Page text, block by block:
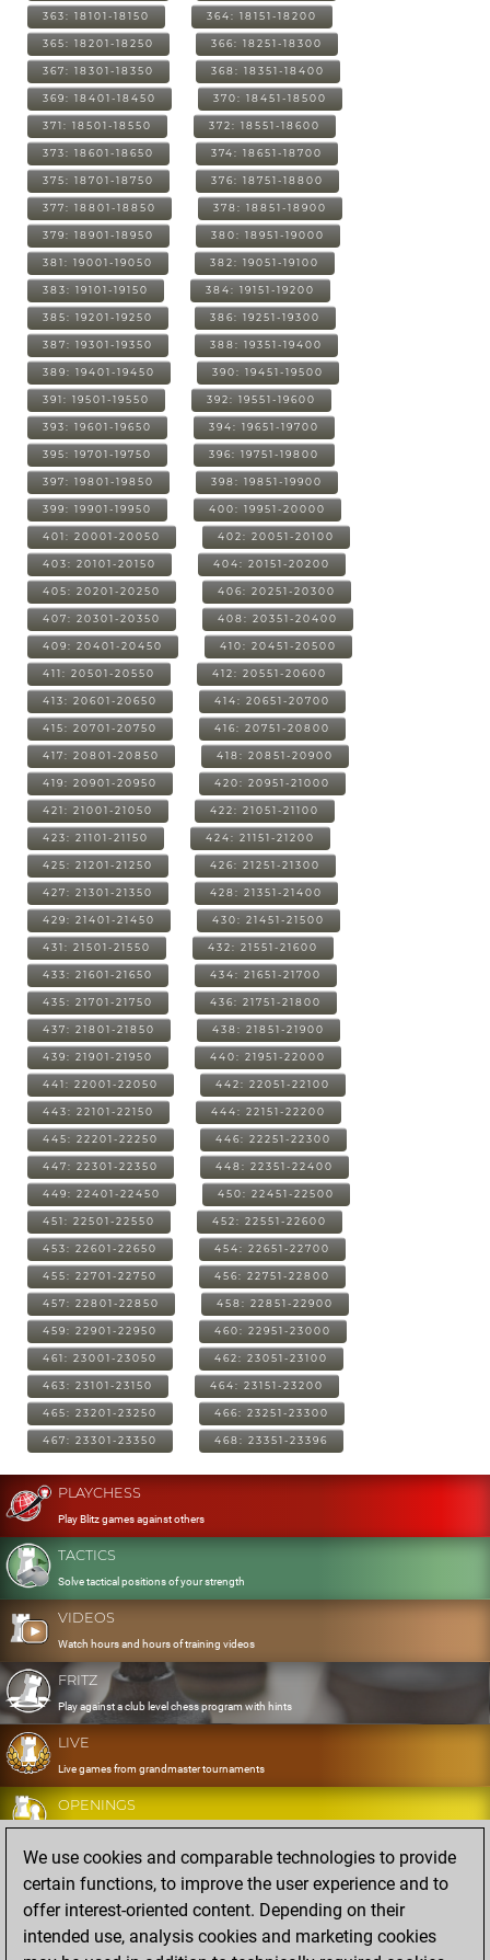
363: 18101-18150 364: 18151-18200
365: 18201-18250 366: 18251-18300
367: 18301-18350 368: 18351-18400
369: 18401-18450 370: 18451-18500
371: 18501-18550 372: 18551-18600
373: 18601-18650 374: 18651-18700
375: 18701-18750 376: 18751-18800
377: 18801-18850 378: 18851-18900
379: 18901-18950 380: 18951-19000
381: 19001-19050 382: 19051-19100
383: 19101-19150 384: 19151-19200
385: 19201-19250 386: 19251-19300
387: 19301-19350 388: 19351-19400
389: 19401-19450 390: 19451-19500
391: 19501-19550 392: 19551-19600
393: 19601-19650 394: 19651-19700
395: 19701-19750 396: 19751-19800
397: 19801-19850 398: 19851-19900
399: 19901-19950 400: 19951-20000
401: 20001-20050 402: 20051-20100
403: 20101-20150 404: 20151-20200
405: 20201-20250 406: 20251-20300
407: 20301-20350 408: 20351-20400
409: 20401-20450 410: 20451-20500
411: 20501-20550 412: 20551-20600
413: 20601-20650 414: 20651-20700
415: 20701-20750 416: 20751-20800
417: 20801-20850 418: 20851-20900
419: 20901-20950 420: 20951-21000
421: 21001-21050 422: 21051-21100
423: 21101-21150 424: 21151-21200
425: 21201-21250 426: 21251-21300
427: 21301-21350 428: 21351-21400
429: 21401-21450 430: 21451-21500
431: 21501-21550 432: 21551-21600
433: 21601-21650 434: 21651-21700
435: 21701-21750 436: 21751-21800
437: 21801-21850 438: 21851-21900
439: 21901-21950 440: 21951-22000
441: 22001-22050 442: 22051-22100
443: 22101-22150 444: 22151-22200
445: 22201-22250 446: 22251-22300
447: 22301-22350 448: 22351-22400
449: 22401-22450 450: 22451-22500
451: 22501-22550 452: 22551-22600
453: 22601-22650 454: 22651-22700
455: 22701-22750 456: 22751-22800
457: 22801-22850 458: 22851-22900
459: 22901-22950 460: 22951-23000
461: 23001-23050 462: 23051-23100
463: 23101-23150 464: 23151-23200
465: 23201-23250 466: 23251-23300
467: 23301-23350 468: 23351-23396
PLAYCHESS
Play Blitz games against others
TACTICS
Solve tactical positions of your strength
VIDEOS
Watch hours and hours of training videos
FRITZ
Play against a club level chess program with hints
LIVE
Live games from grandmaster tournaments
OPENINGS
Develop and exercise your openings
DATABASE
Eight million strong games
MYGAMES
Store and analyse your own games in the cloud
We use cookies and comparable technologies to provide
certain functions, to improve the user experience and to
offer interest-oriented content. Depending on their
intended use, analysis cookies and marketing cookies